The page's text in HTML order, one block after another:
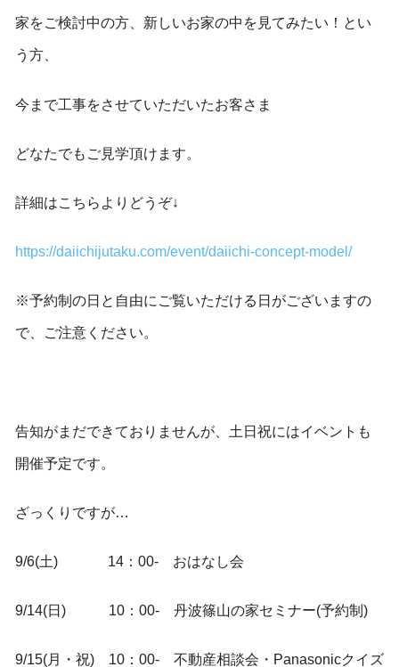
家をご検討中の方、新しいお家の中を見てみたい！とい
う方、
今まで工事をさせていただいたお客さま
どなたでもご見学頂けます。
詳細はこちらよりどうぞ↓
https://daiichijutaku.com/event/daiichi-concept-model/
※予約制の日と自由にご覧いただける日がございますの
で、ご注意ください。
告知がまだできておりませんが、土日祝にはイベントも
開催予定です。
ざっくりですが…
9/6(土) 14：00- おはなし会
9/14(日) 10：00- 丹波篠山の家セミナー(予約制)
9/15(月・祝) 10：00- 不動産相談会・Panasonicクイズ